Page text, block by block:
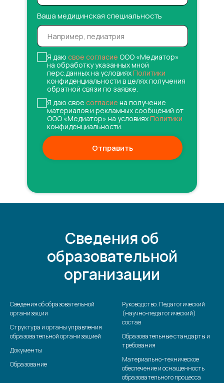
Ваша медицинская специальность
Я даю свое согласие ООО «Медиатор»
на обработку указанных мной
перс.данных на условияхПолитики
конфиденциальности в целях получения
обратной связи по заявке.
Я даю свое согласие на получение
материалов и рекламных сообщений от
ООО «Медиатор» на условияхПолитики
конфиденциальности.
Отправить
Сведения об
образовательной
организации
Сведения об образовательной
организации
Структура и органы управления
образовательной организацией
Документы
Образование
Руководство. Педагогический
(научно-педагогический)
состав
Образовательные стандарты и
требования
Материально-техническое
обеспечение и оснащенность
образовательного процесса